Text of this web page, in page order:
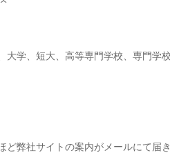
大学、短大、高等専門学校、専門学校
弊社サイトの案内がメールにて届き